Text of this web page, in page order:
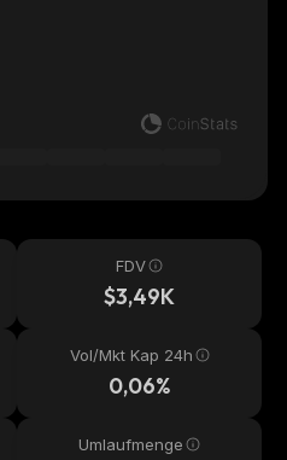
FDV
$3,49K
Vol/Mkt Kap 24h
0,06%
Umlaufmenge